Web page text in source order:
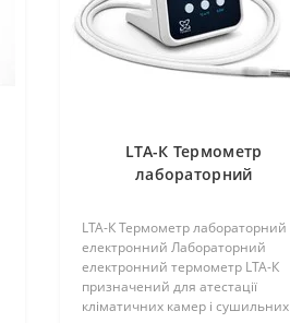
LTA-К Термометр
лабораторний
LTA-К Термометр лабораторний
електронний Лабораторний
електронний термометр LTA-К
призначений для атестації
кліматичних камер і сушильних